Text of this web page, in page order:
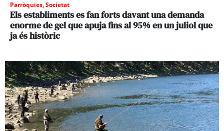
Parròquies,Societat
Els establiments es fan forts davant una demanda
enorme de gel que apuja fins al 95% en un juliol que
ja és històric